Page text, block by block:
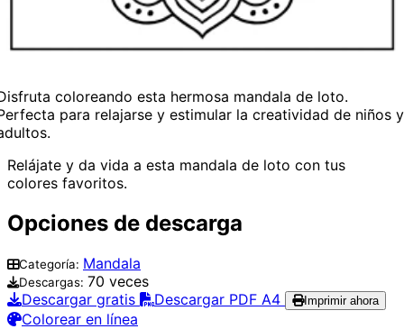
coloreando esta hermosa mandala de loto.
para relajarse y estimular la creatividad de niños y
Relájate y da vida a esta mandala de loto con tus
colores favoritos.
Opciones de descarga
Categoría: Mandala
Descargas: 70 veces
Descargar gratis
Descargar PDF A4 Imprimir ahora
Colorear en línea